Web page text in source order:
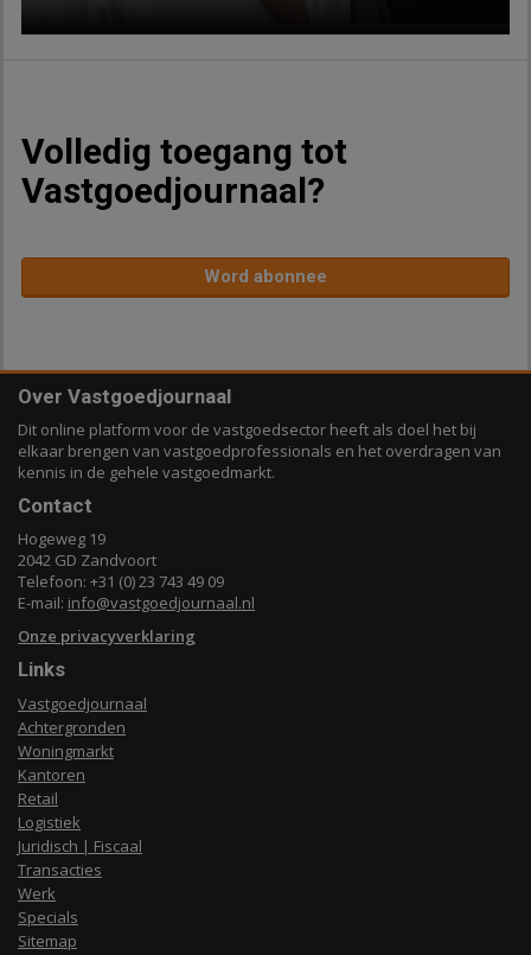
Volledig toegang tot
Vastgoedjournaal?
Word abonnee
Over Vastgoedjournaal
Dit online platform voor de vastgoedsector heeft als doel het bij
elkaar brengen van vastgoedprofessionals en het overdragen van
kennis in de gehele vastgoedmarkt.
Contact
Hogeweg 19
2042 GD Zandvoort
Telefoon: +31 (0) 23 743 49 09
E-mail: info@vastgoedjournaal.nl
Onze privacyverklaring
Links
Vastgoedjournaal
Achtergronden
Woningmarkt
Kantoren
Retail
Logistiek
Juridisch | Fiscaal
Transacties
Werk
Specials
Sitemap